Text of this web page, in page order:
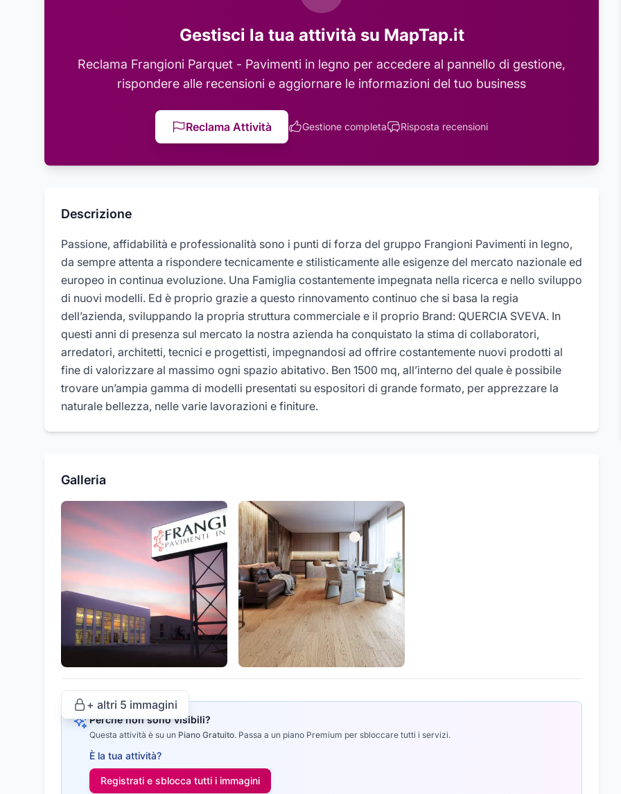
Gestisci la tua attività su MapTap.it
Reclama Frangioni Parquet - Pavimenti in legno per accedere al pannello di gestione,
rispondere alle recensioni e aggiornare le informazioni del tuo business
Reclama Attività Gestione completa Risposta recensioni
Descrizione
Passione, affidabilità e professionalità sono i punti di forza del gruppo Frangioni Pavimenti in legno,
da sempre attenta a rispondere tecnicamente e stilisticamente alle esigenze del mercato nazionale ed
europeo in continua evoluzione. Una Famiglia costantemente impegnata nella ricerca e nello sviluppo
di nuovi modelli. Ed è proprio grazie a questo rinnovamento continuo che si basa la regia
dell’azienda, sviluppando la propria struttura commerciale e il proprio Brand: QUERCIA SVEVA. In
questi anni di presenza sul mercato la nostra azienda ha conquistato la stima di collaboratori,
arredatori, architetti, tecnici e progettisti, impegnandosi ad offrire costantemente nuovi prodotti al
fine di valorizzare al massimo ogni spazio abitativo. Ben 1500 mq, all’interno del quale è possibile
trovare un’ampia gamma di modelli presentati su espositori di grande formato, per apprezzare la
naturale bellezza, nelle varie lavorazioni e finiture.
Galleria
+ altri 5 immagini
Perché non sono visibili?
Questa attività è su un Piano Gratuito. Passa a un piano Premium per sbloccare tutti i servizi.
È la tua attività?
Registrati e sblocca tutti i immagini